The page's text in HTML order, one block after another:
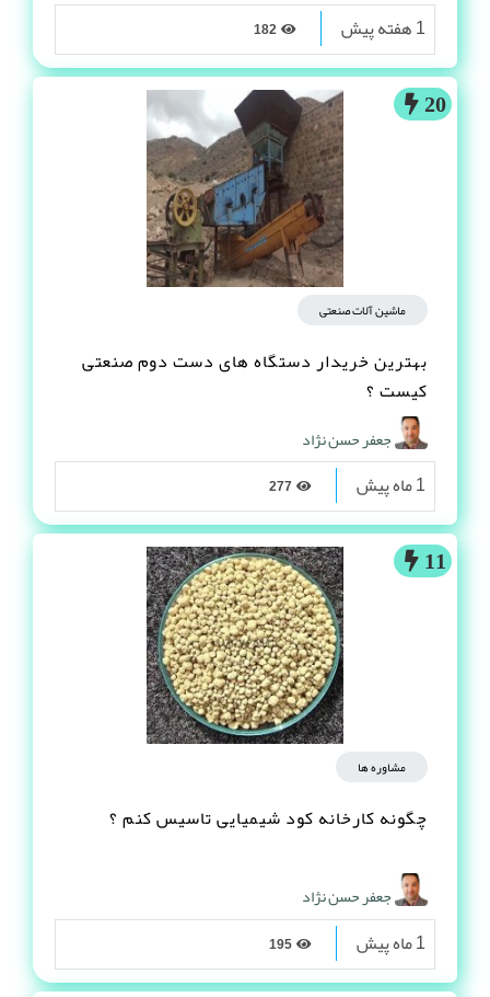
1 هفته پیش
20
ماشین آلات صنعتی
بهترین خریدار دستگاه های دست دوم صنعتی
کیست ؟
جعفر حسن نژاد
1 ماه پیش
11
مشاوره ها
چگونه کارخانه کود شیمیایی تاسیس کنم ؟
جعفر حسن نژاد
1 ماه پیش